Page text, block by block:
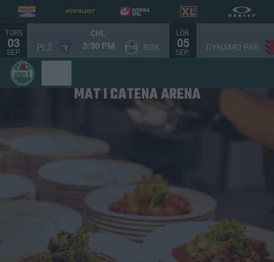
TORS
03
SEP.
CHL
PLZ 3:30 PM RBK
LÖR
05
SEP.
DYNAMO PAR
MAT I CATENA ARENA